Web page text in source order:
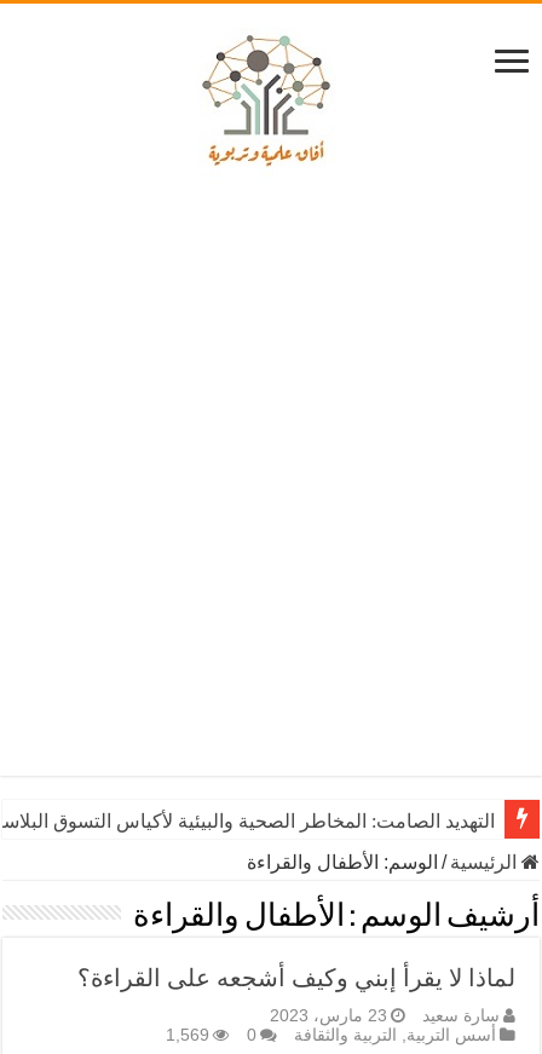
التهديد الصامت: المخاطر الصحية والبيئية لأكياس التسوق
الرئيسية/ الوسم: الأطفال والقراءة
أرشيف الوسم : الأطفال والقراءة
لماذا لا يقرأ إبني وكيف أشجعه على القراءة؟
سارة سعيد
23 مارس، 2023
أسس التربية, التربية والثقافة 0
1,569